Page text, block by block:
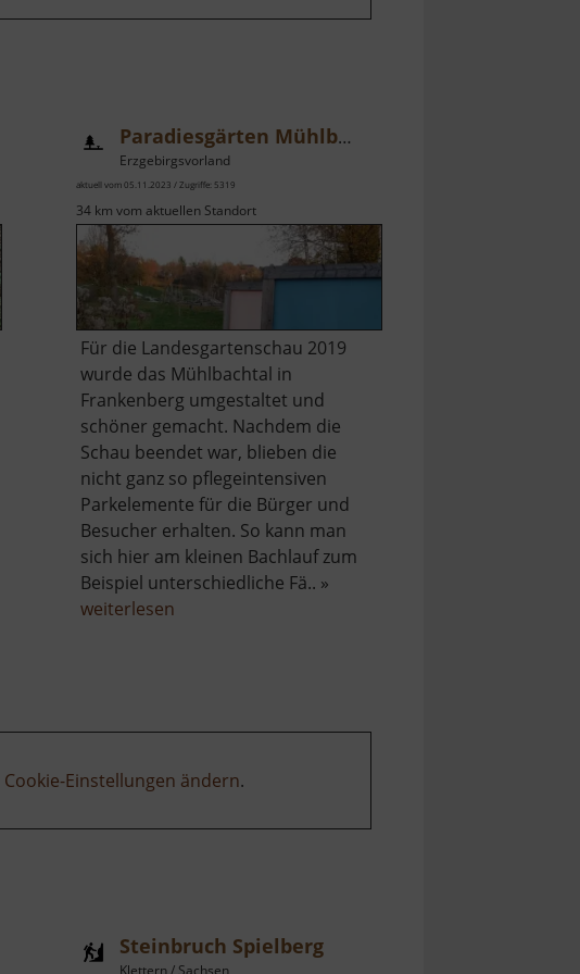
Paradiesgärten Mühlbachtal
Erzgebirgsvorland
aktuell vom 05.11.2023 / Zugriffe: 5319
34 km vom aktuellen Standort
Für die Landesgartenschau 2019
wurde das Mühlbachtal in
Frankenberg umgestaltet und
schöner gemacht. Nachdem die
Schau beendet war, blieben die
nicht ganz so pflegeintensiven
Parkelemente für die Bürger und
Besucher erhalten. So kann man
sich hier am kleinen Bachlauf zum
Beispiel unterschiedliche Fä.. »
weiterlesenüber
Cookie-Einstellungen ändern.
Steinbruch Spielberg
Klettern / Sachsen